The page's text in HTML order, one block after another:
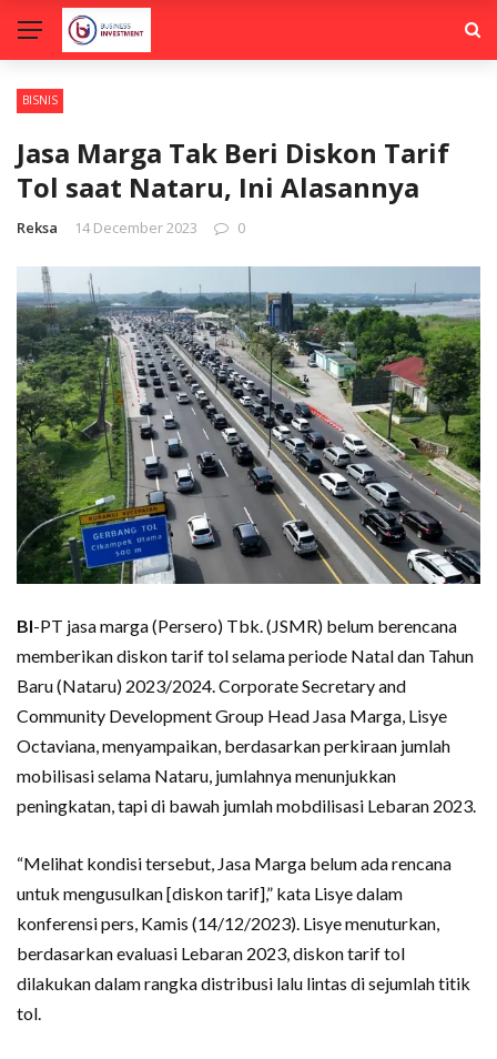
BISNIS
Jasa Marga Tak Beri Diskon Tarif
Tol saat Nataru, Ini Alasannya
Reksa 14 December 2023 0
BI-PT jasa marga (Persero) Tbk. (JSMR) belum berencana
memberikan diskon tarif tol selama periode Natal dan Tahun
Baru (Nataru) 2023/2024. Corporate Secretary and
Community Development Group Head Jasa Marga, Lisye
Octaviana, menyampaikan, berdasarkan perkiraan jumlah
mobilisasi selama Nataru, jumlahnya menunjukkan
peningkatan, tapi di bawah jumlah mobdilisasi Lebaran 2023.
“Melihat kondisi tersebut, Jasa Marga belum ada rencana
untuk mengusulkan [diskon tarif],” kata Lisye dalam
konferensi pers, Kamis (14/12/2023). Lisye menuturkan,
berdasarkan evaluasi Lebaran 2023, diskon tarif tol
dilakukan dalam rangka distribusi lalu lintas di sejumlah titik
tol.